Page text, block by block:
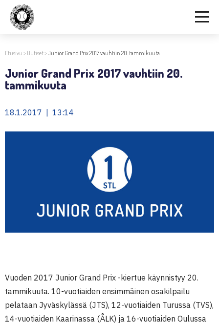
Etusivu > Uutiset>Junior Grand Prix 2017 vauhtiin 20. tammikuuta
Junior Grand Prix 2017 vauhtiin 20.
tammikuuta
18.1.2017 | 13:14
Vuoden 2017 Junior Grand Prix -kiertue käynnistyy 20.
tammikuuta. 10-vuotiaiden ensimmäinen osakilpailu
pelataan Jyväskylässä (JTS), 12-vuotiaiden Turussa (TVS),
14-vuotiaiden Kaarinassa (ÅLK) ja 16-vuotiaiden Oulussa